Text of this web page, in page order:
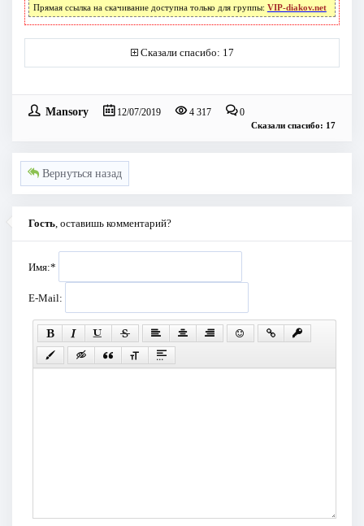
Прямая ссылка на скачивание доступна только для группы: VIP-diakov.net
Сказали спасибо: 17
Mansory 12/07/2019 4 317 0
Сказали спасибо: 17
Вернуться назад
Гость, оставишь комментарий?
Имя:*
E-Mail: